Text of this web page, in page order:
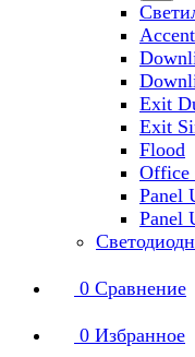
Exit
Exit
Flood
Office
Panel
Panel
0 Сравнение
0 Избранное